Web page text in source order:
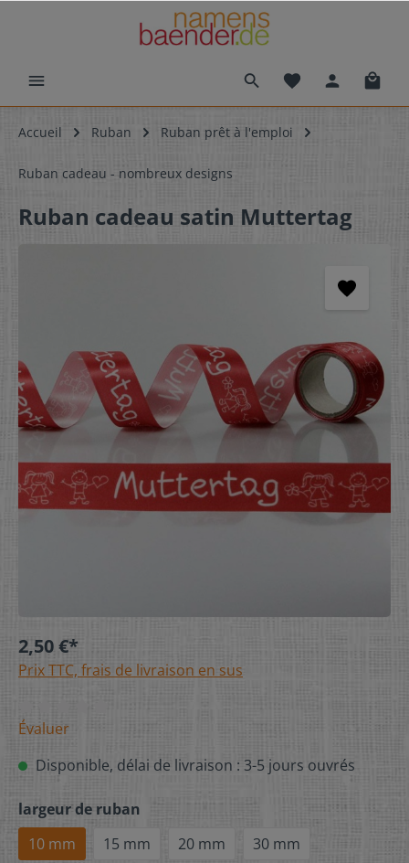
Accueil Ruban Ruban prêt à l'emploi
Ruban cadeau - nombreux designs
Ruban cadeau satin Muttertag
2,50 €*
Prix TTC, frais de livraison en sus
Évaluer
Disponible, délai de livraison : 3-5 jours ouvrés
largeur de ruban
10 mm
15 mm 20 mm 30 mm